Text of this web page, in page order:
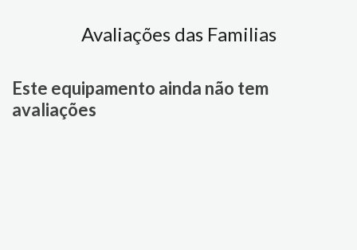
Avaliações das Familias
Este equipamento ainda não tem
avaliações